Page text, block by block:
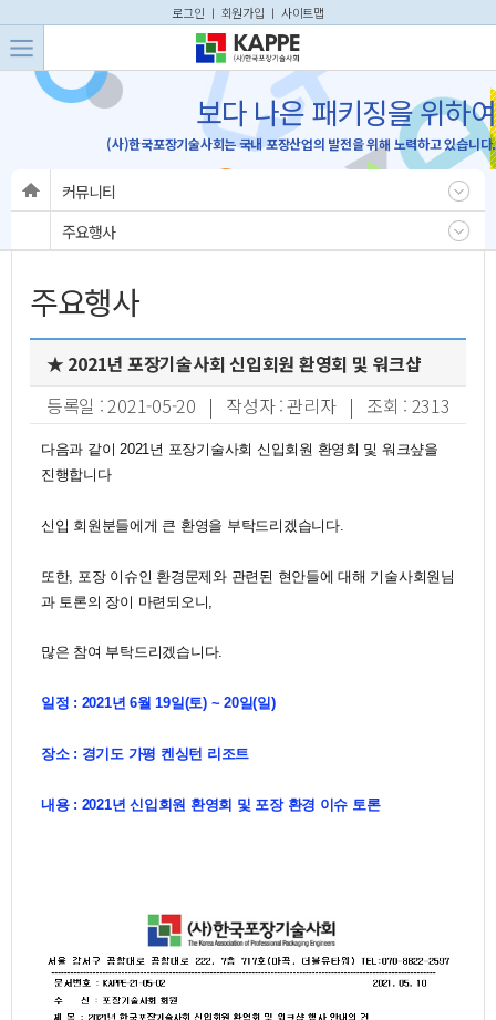
로그인 ㅣ 회원가입 ㅣ 사이트맵
보다 나은 패키징을 위하여
(사)한국포장기술사회는 국내 포장산업의 발전을 위해 노력하고 있습니다.
커뮤니티
주요행사
주요행사
★ 2021년 포장기술사회 신입회원 환영회 및 워크샵
등록일 : 2021-05-20 | 작성자 : 관리자 | 조회 : 2313
다음과 같이 2021년 포장기술사회 신입회원 환영회 및 워크샾을
진행합니다
신입 회원분들에게 큰 환영을 부탁드리겠습니다.
또한, 포장 이슈인 환경문제와 관련된 현안들에 대해 기술사회원님
과 토론의 장이 마련되오니,
많은 참여 부탁드리겠습니다.
일정 : 2021년 6월 19일(토) ~ 20일(일)
장소 : 경기도 가평 켄싱턴 리조트
내용 : 2021년 신입회원 환영회 및 포장 환경 이슈 토론